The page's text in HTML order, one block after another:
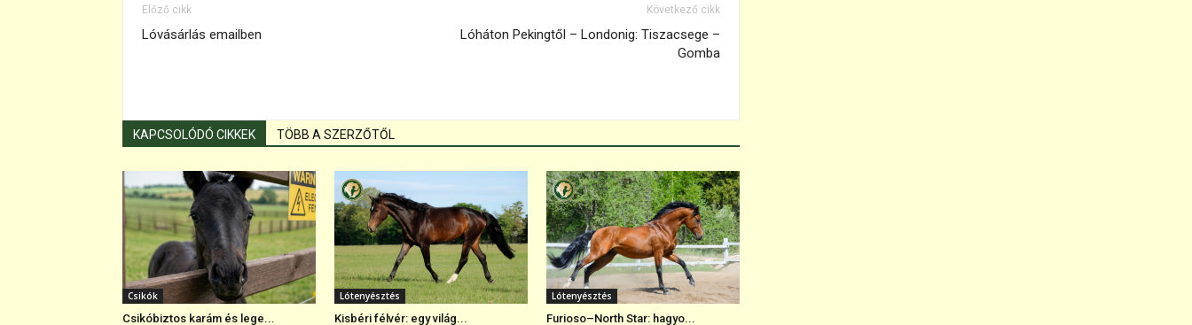
Előző cikk
Lóvásárlás emailben
Következő cikk
Lóháton Pekingtől – Londonig: Tiszacsege –
Gomba
KAPCSOLÓDÓ CIKKEK TÖBB A SZERZŐTŐL
Csikók
Csikóbiztos karám és lege...
Lótenyésztés
Kisbéri félvér: egy világ...
Lótenyésztés
Furioso–North Star: hagyo...